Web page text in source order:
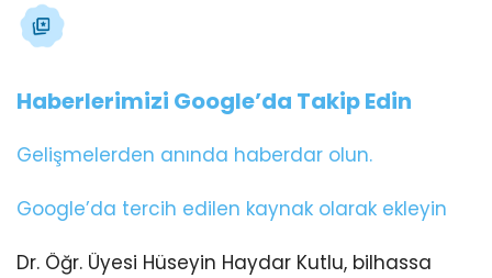
Haberlerimizi Google’da Takip Edin
Gelişmelerden anında haberdar olun.
Google’da tercih edilen kaynak olarak ekleyin
Dr. Öğr. Üyesi Hüseyin Haydar Kutlu, bilhassa